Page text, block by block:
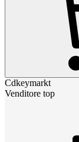
Cdkeymarkt
Venditore top